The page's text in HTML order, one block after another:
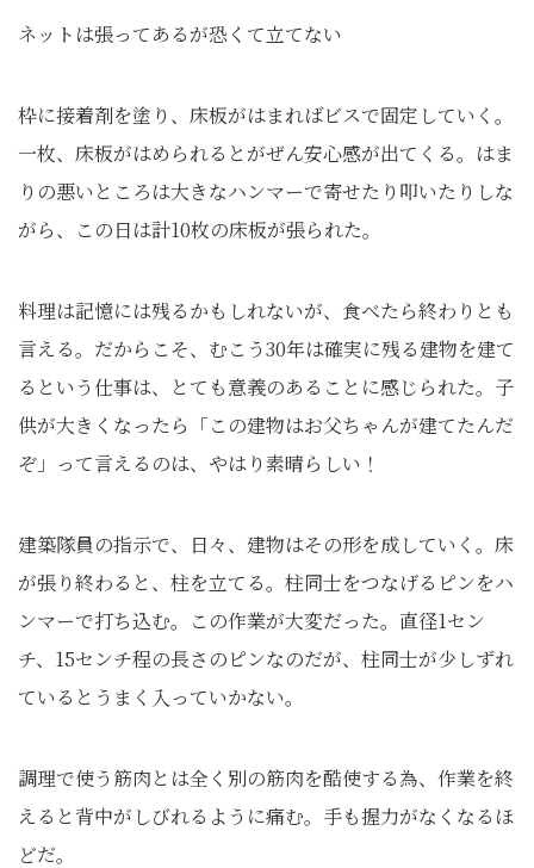
ネットは張ってあるが恐くて立てない
枠に接着剤を塗り、床板がはまればビスで固定していく。
一枚、床板がはめられるとがぜん安心感が出てくる。はま
りの悪いところは大きなハンマーで寄せたり叩いたりしな
がら、この日は計10枚の床板が張られた。
料理は記憶には残るかもしれないが、食べたら終わりとも
言える。だからこそ、むこう30年は確実に残る建物を建て
るという仕事は、とても意義のあることに感じられた。子
供が大きくなったら「この建物はお父ちゃんが建てたんだ
ぞ」って言えるのは、やはり素晴らしい！
建築隊員の指示で、日々、建物はその形を成していく。床
が張り終わると、柱を立てる。柱同士をつなげるピンをハ
ンマーで打ち込む。この作業が大変だった。直径1セン
チ、15センチ程の長さのピンなのだが、柱同士が少しずれ
ているとうまく入っていかない。
調理で使う筋肉とは全く別の筋肉を酷使する為、作業を終
えると背中がしびれるように痛む。手も握力がなくなるほ
どだ。